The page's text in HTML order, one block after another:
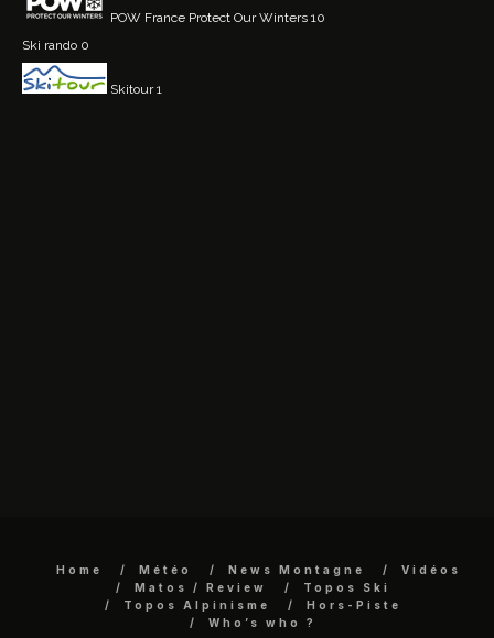
POW France Protect Our Winters 10
Ski rando 0
Skitour1
Home Météo News Montagne
Vidéos
Matos / Review
Topos Ski
Topos Alpinisme
Hors-Piste
Who’s who ?